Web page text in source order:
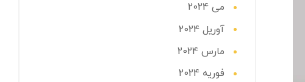
می 2024
آوریل 2024
مارس 2024
فوریه 2024